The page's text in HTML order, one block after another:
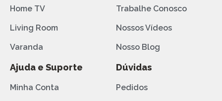
Home TV
Living Room
Varanda
Trabalhe Conosco
Nossos Vídeos
Nosso Blog
Ajuda e Suporte
Minha Conta
Dúvidas
Pedidos